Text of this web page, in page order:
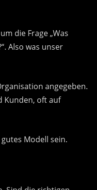
die Frage „Was
Also was unser
angegeben.
Kunden, oft auf
Modell sein.